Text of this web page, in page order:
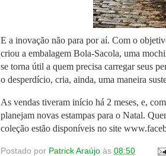
E a inovação não para por aí. Com o
criou a embalagem Bola-Sacola, uma
se torna útil a quem precisa carregar seus
o desperdício, cria, ainda, uma maneira
As vendas tiveram início há 2 meses, e,
planejam novas estampas para o Natal.
coleção estão disponíveis no site
Postado por Patrick Araújo às 08:50